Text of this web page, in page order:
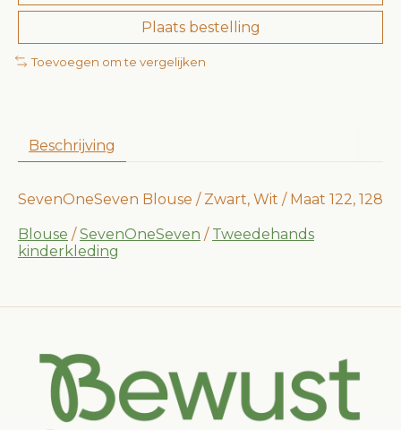
Plaats bestelling
Toevoegen om te vergelijken
Beschrijving
SevenOneSeven Blouse / Zwart, Wit / Maat 122, 128
Blouse / SevenOneSeven / Tweedehands
kinderkleding